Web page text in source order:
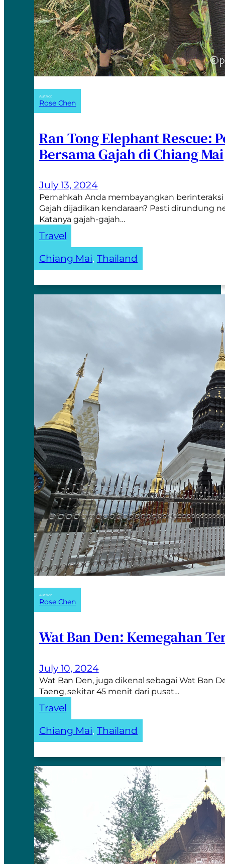
Author:
Rose Chen
Ran Tong Elephant Rescue:
Bersama Gajah di Chiang Mai
July 13, 2024
Pernahkah Anda membayangkan
Gajah dijadikan kendaraan? Pasti dirundung
Katanya gajah-gajah…
Travel
Chiang Mai, Thailand
Author:
Rose Chen
Wat Ban Den: Kemegahan
July 10, 2024
Wat Ban Den, juga dikenal sebagai Wat Ban
Taeng, sekitar 45 menit dari pusat…
Travel
Chiang Mai, Thailand